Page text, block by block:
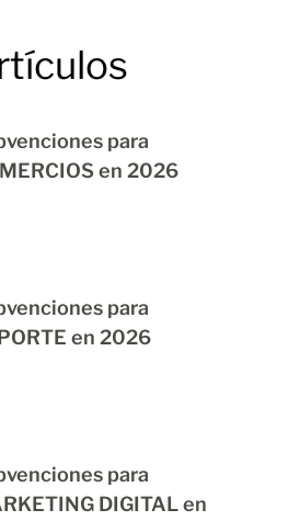
para
en 2026
para
en 2026
para
DIGITAL en